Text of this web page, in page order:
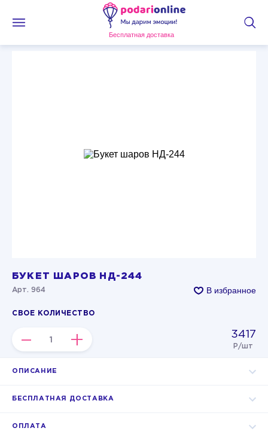
Бесплатная доставка
БУКЕТ ШАРОВ НД-244
Арт. 964 В избранное
СВОЕ КОЛИЧЕСТВО
– + 3417
Р/шт
ОПИСАНИЕ
БЕСПЛАТНАЯ ДОСТАВКА
ОПЛАТА